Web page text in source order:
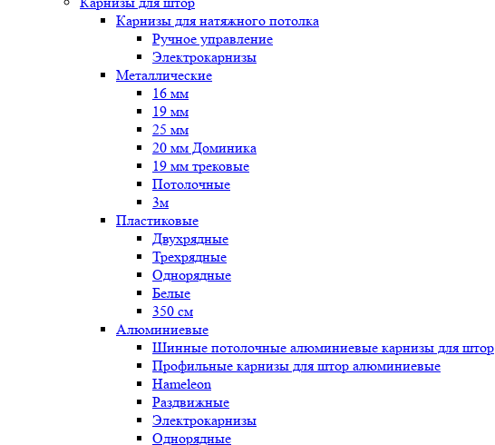
Карнизы для натяжного потолка
Ручное управление
Электрокарнизы
Металлические
16 мм
19 мм
25 мм
20 мм Доминика
19 мм трековые
Потолочные
3м
Пластиковые
Двухрядные
Трехрядные
Однорядные
Белые
350 см
Алюминиевые
Шинные потолочные алюминиевые карнизы для штор
Профильные карнизы для штор алюминиевые
Hameleon
Раздвижные
Электрокарнизы
Однорядные